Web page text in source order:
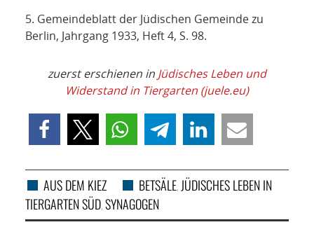
5. Gemeindeblatt der Jüdischen Gemeinde zu
Berlin, Jahrgang 1933, Heft 4, S. 98.
zuerst erschienen in Jüdisches Leben und
Widerstand in Tiergarten (juele.eu)
AUS DEM KIEZ BETSÄLE,JÜDISCHES LEBEN IN
TIERGARTEN SÜD,SYNAGOGEN